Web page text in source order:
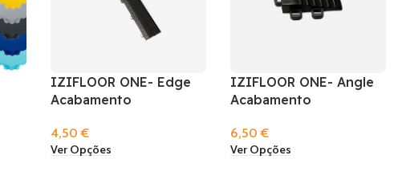
IZIFLOOR ONE- Edge
Acabamento
4,50€
Ver Opções
IZIFLOOR ONE- Angle
Acabamento
6,50€
Ver Opções